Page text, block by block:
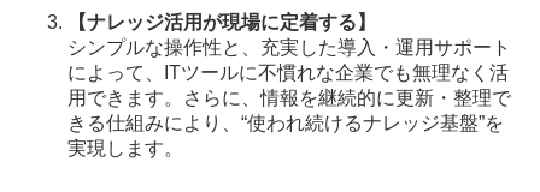
【ナレッジ活用が現場に定着する】
シンプルな操作性と、充実した導入・運用サポート
によって、ITツールに不慣れな企業でも無理なく活
用できます。さらに、情報を継続的に更新・整理で
きる仕組みにより、“使われ続けるナレッジ基盤”を
実現します。